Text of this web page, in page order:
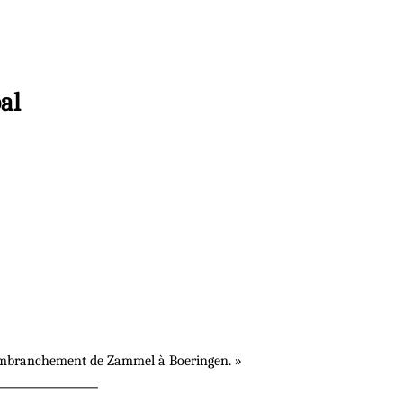
de Zammel à Boeringen. »